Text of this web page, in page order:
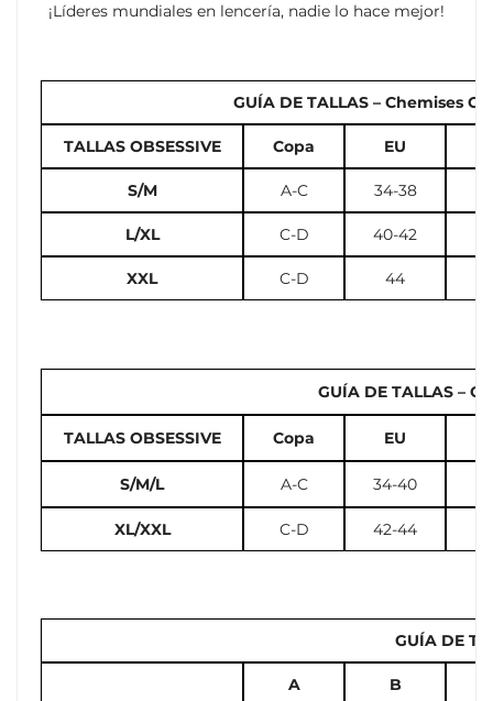
¡Líderes mundiales en lencería, nadie lo hace mejor!
GUÍA DE TALLAS – Chemises
TALLAS OBSESSIVE Copa EU
S/M A-C 34-38
L/XL C-D 40-42
XXL C-D 44
GUÍA DE TALLAS –
TALLAS OBSESSIVE Copa EU
S/M/L A-C 34-40
XL/XXL C-D 42-44
GUÍA DE
A B